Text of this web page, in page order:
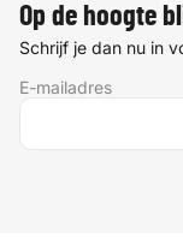
Op de hoogte
Schrijf je dan nu in
E-mailadres